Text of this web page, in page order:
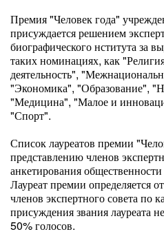
Премия "Человек года"
присуждается решением
биографического нститута за
таких номинациях, как
деятельность",
"Экономика", "Образование",
"Медицина", "Малое и
"Спорт".
Список лауреатов премии
представлению членов
анкетирования
Лауреат премии определяется
членов экспертного совета
присуждения звания лауреата
50% голосов.